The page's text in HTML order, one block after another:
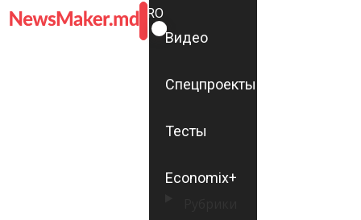
ROMÂNĂ
RU
Видео
Спецпроекты
Тесты
Economix+